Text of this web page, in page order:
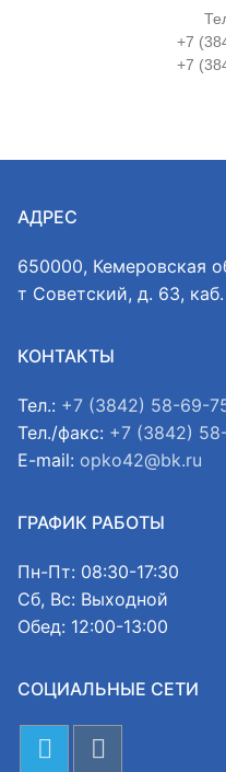
+7
+7
АДРЕС
650000, Кемеровская
т Советский, д. 63,
КОНТАКТЫ
Тел.: +7 (3842) 58-69-
Тел./факс: +7 (3842)
E-mail: opko42@bk.ru
ГРАФИК РАБОТЫ
Пн-Пт: 08:30-17:30
Сб, Вс: Выходной
Обед: 12:00-13:00
СОЦИАЛЬНЫЕ СЕТИ